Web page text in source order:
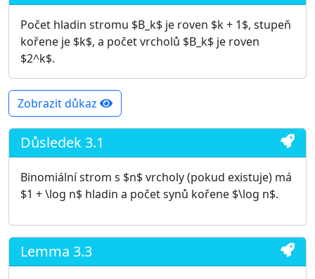
Počet hladin stromu $B_k$ je roven $k + 1$, stupeň
kořene je $k$, a počet vrcholů $B_k$ je roven
$2^k$.
Zobrazit důkaz
Důsledek 3.1
Binomiální strom s $n$ vrcholy (pokud existuje) má
$1 + \log n$ hladin a počet synů kořene $\log n$.
Lemma 3.3